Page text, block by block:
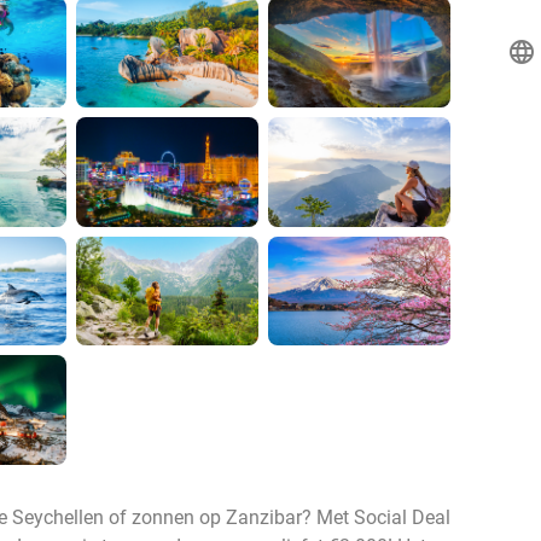
Seychellen of zonnen op Zanzibar? Met Social Deal
language